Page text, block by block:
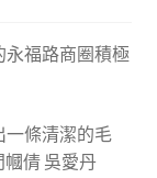
福路商圈積極
一條清潔的毛
幗倩 吳愛丹